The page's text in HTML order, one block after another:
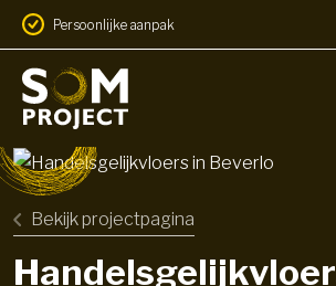
Toparchitectuur
Bekijk projectpagina